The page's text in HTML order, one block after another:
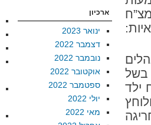
בשל
רצח ילד
ארכיון
ינואר 2023
דצמבר 2022
נובמבר 2022
אוקטובר 2022
ספטמבר 2022
יולי 2022
מאי 2022